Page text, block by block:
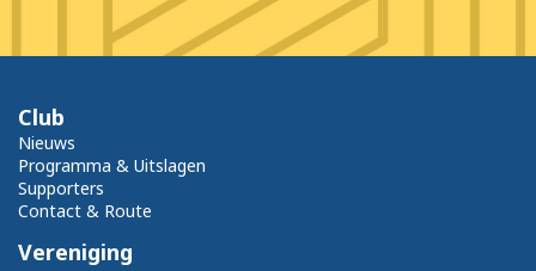
Club
Nieuws
Programma & Uitslagen
Supporters
Contact & Route
Vereniging